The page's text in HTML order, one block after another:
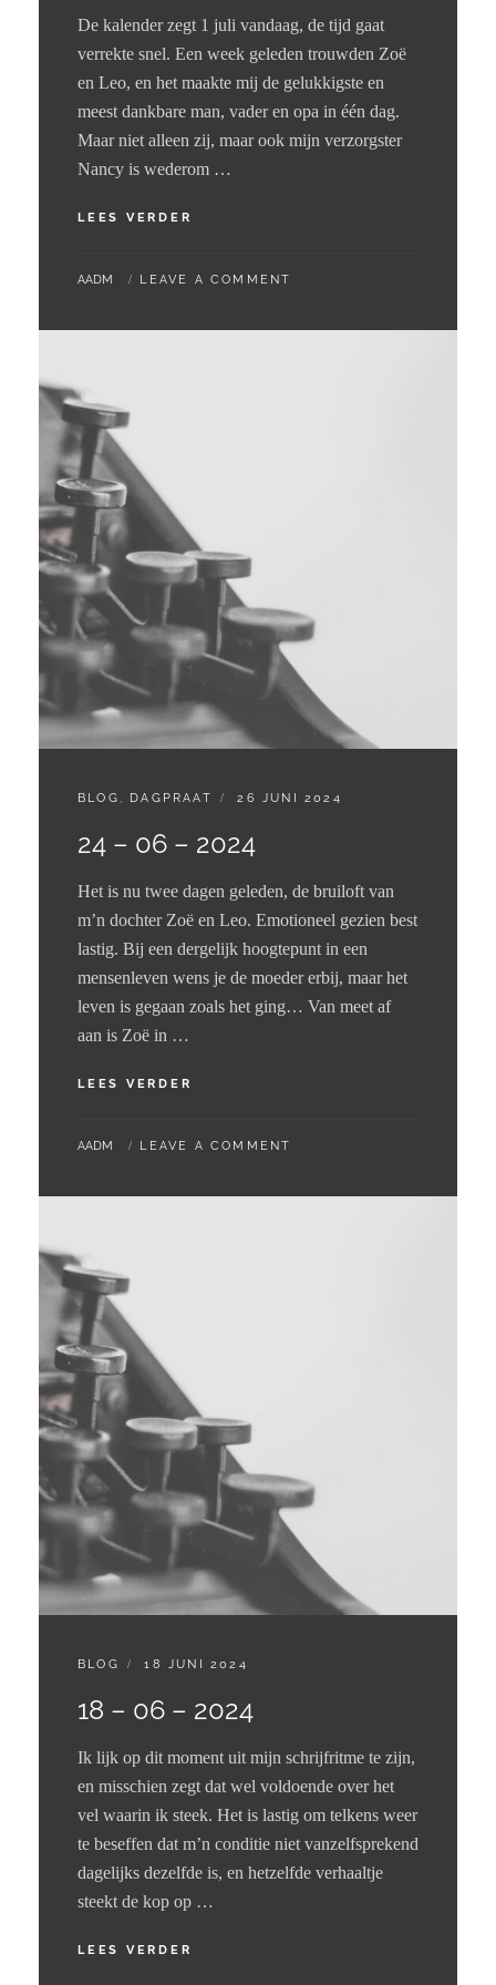
De kalender zegt 1 juli vandaag, de tijd gaat
verrekte snel. Een week geleden trouwden Zoë
en Leo, en het maakte mij de gelukkigste en
meest dankbare man, vader en opa in één dag.
Maar niet alleen zij, maar ook mijn verzorgster
Nancy is wederom …
LEES VERDER
–
BY
AADM LEAVE A COMMENT
CATEGORIES:
BLOG , DAGPRAAT
GEPLAATST
26 JUNI 2024
24 – 06 – 2024
Het is nu twee dagen geleden, de bruiloft van
m’n dochter Zoë en Leo. Emotioneel gezien best
lastig. Bij een dergelijk hoogtepunt in een
mensenleven wens je de moeder erbij, maar het
leven is gegaan zoals het ging… Van meet af
aan is Zoë in …
LEES VERDER
–
BY
AADM LEAVE A COMMENT
CATEGORIES:
BLOG
GEPLAATST
18 JUNI 2024
18 – 06 – 2024
Ik lijk op dit moment uit mijn schrijfritme te zijn,
en misschien zegt dat wel voldoende over het
vel waarin ik steek. Het is lastig om telkens weer
te beseffen dat m’n conditie niet vanzelfsprekend
dagelijks dezelfde is, en hetzelfde verhaaltje
steekt de kop op …
LEES VERDER